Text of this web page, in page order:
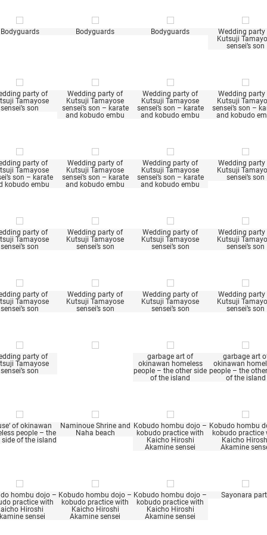
Bodyguards Bodyguards Bodyguards
Wedding party
Kutsuji
sensei’s son
party of
Tamayose
sensei’s son
Wedding party of
Kutsuji Tamayose
sensei’s son – karate
and kobudo embu
Wedding party of
Kutsuji Tamayose
sensei’s son – karate
and kobudo embu
Wedding party
Kutsuji
sensei’s son –
and kobudo
party of
Tamayose
son – karate
kobudo embu
Wedding party of
Kutsuji Tamayose
sensei’s son – karate
and kobudo embu
Wedding party of
Kutsuji Tamayose
sensei’s son – karate
and kobudo embu
Wedding party
Kutsuji
sensei’s son
party of
Tamayose
sensei’s son
Wedding party of
Kutsuji Tamayose
sensei’s son
Wedding party of
Kutsuji Tamayose
sensei’s son
Wedding party
Kutsuji
sensei’s son
party of
Tamayose
sensei’s son
Wedding party of
Kutsuji Tamayose
sensei’s son
Wedding party of
Kutsuji Tamayose
sensei’s son
Wedding party
Kutsuji
sensei’s son
party of
Tamayose
sensei’s son
garbage art of
okinawan homeless
people – the other side
of the island
garbage art
okinawan
people – the
of the island
of okinawan
people – the
of the island
Naminoue Shrine and
Naha beach
Kobudo hombu dojo –
kobudo practice with
Kaicho Hiroshi
Akamine sensei
Kobudo hombu
kobudo practice
Kaicho
Akamine
hombu dojo –
practice with
Hiroshi
sensei
Kobudo hombu dojo –
kobudo practice with
Kaicho Hiroshi
Akamine sensei
Kobudo hombu dojo –
kobudo practice with
Kaicho Hiroshi
Akamine sensei
Sayonara